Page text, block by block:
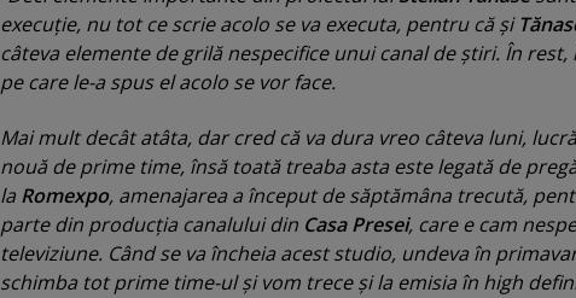
execuţie, nu tot ce scrie acolo se va executa, pentru că şi
câteva elemente de grilă nespecifice unui canal de ştiri. În
pe care le-a spus el acolo se vor face.
Mai mult decât atâta, dar cred că va dura vreo câteva luni,
nouă de prime time, însă toată treaba asta este legată de
la Romexpo, amenajarea a început de săptămâna trecută,
parte din producţia canalului din Casa Presei, care e cam
televiziune. Când se va încheia acest studio, undeva în
schimba tot prime time-ul şi vom trece şi la emisia în high